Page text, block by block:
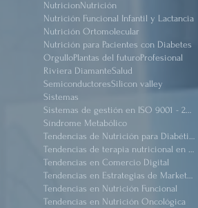
NutricionNutrición
Nutrición Funcional Infantil y Lactancia
Nutrición Ortomolecular
Nutrición para Pacientes con Diabetes
OrgulloPlantas del futuroProfesional
Riviera DiamanteSalud
SemiconductoresSilicon valley
Sistemas
Síndrome Metabólico
Tendencias en Comercio Digital
Tendencias en Nutrición Funcional
Tendencias en Nutrición Oncológica